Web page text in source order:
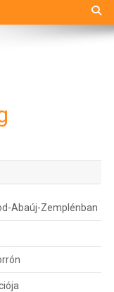
Abaúj-Zemplénban